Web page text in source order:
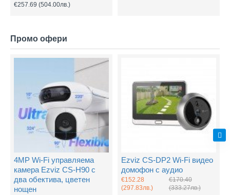
€257.69 (504.00лв.)
Промо офери
4MP Wi-Fi управляема
камера Ezviz CS-H90 с
два обектива, цветен
нощен
Ezviz CS-DP2 Wi-Fi видео
домофон с аудио
€152.28
(297.83лв.)
€170.40
(333.27лв.)